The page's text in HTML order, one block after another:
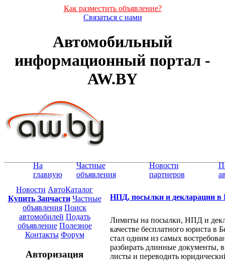
Как разместить объявление?
Связаться с нами
Автомобильный
информационный портал -
AW.BY
На
главную
Частные
объявления
Новости
партнеров
Новости АвтоКаталог
Купить Запчасти Частные
объявления Поиск
автомобилей Подать
объявление Полезное
Контакты Форум
Авторизация
НПД, посылки и декларации в
Лимиты на посылки, НПД и
качестве бесплатного юриста в
стал одним из самых
разбирать длинные документы,
листы и переводить